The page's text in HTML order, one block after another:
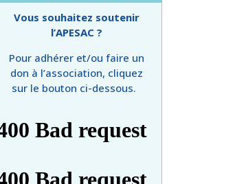
Vous souhaitez soutenir
l’APESAC ?
Pour adhérer et/ou faire un
don à l’association, cliquez
sur le bouton ci-dessous.